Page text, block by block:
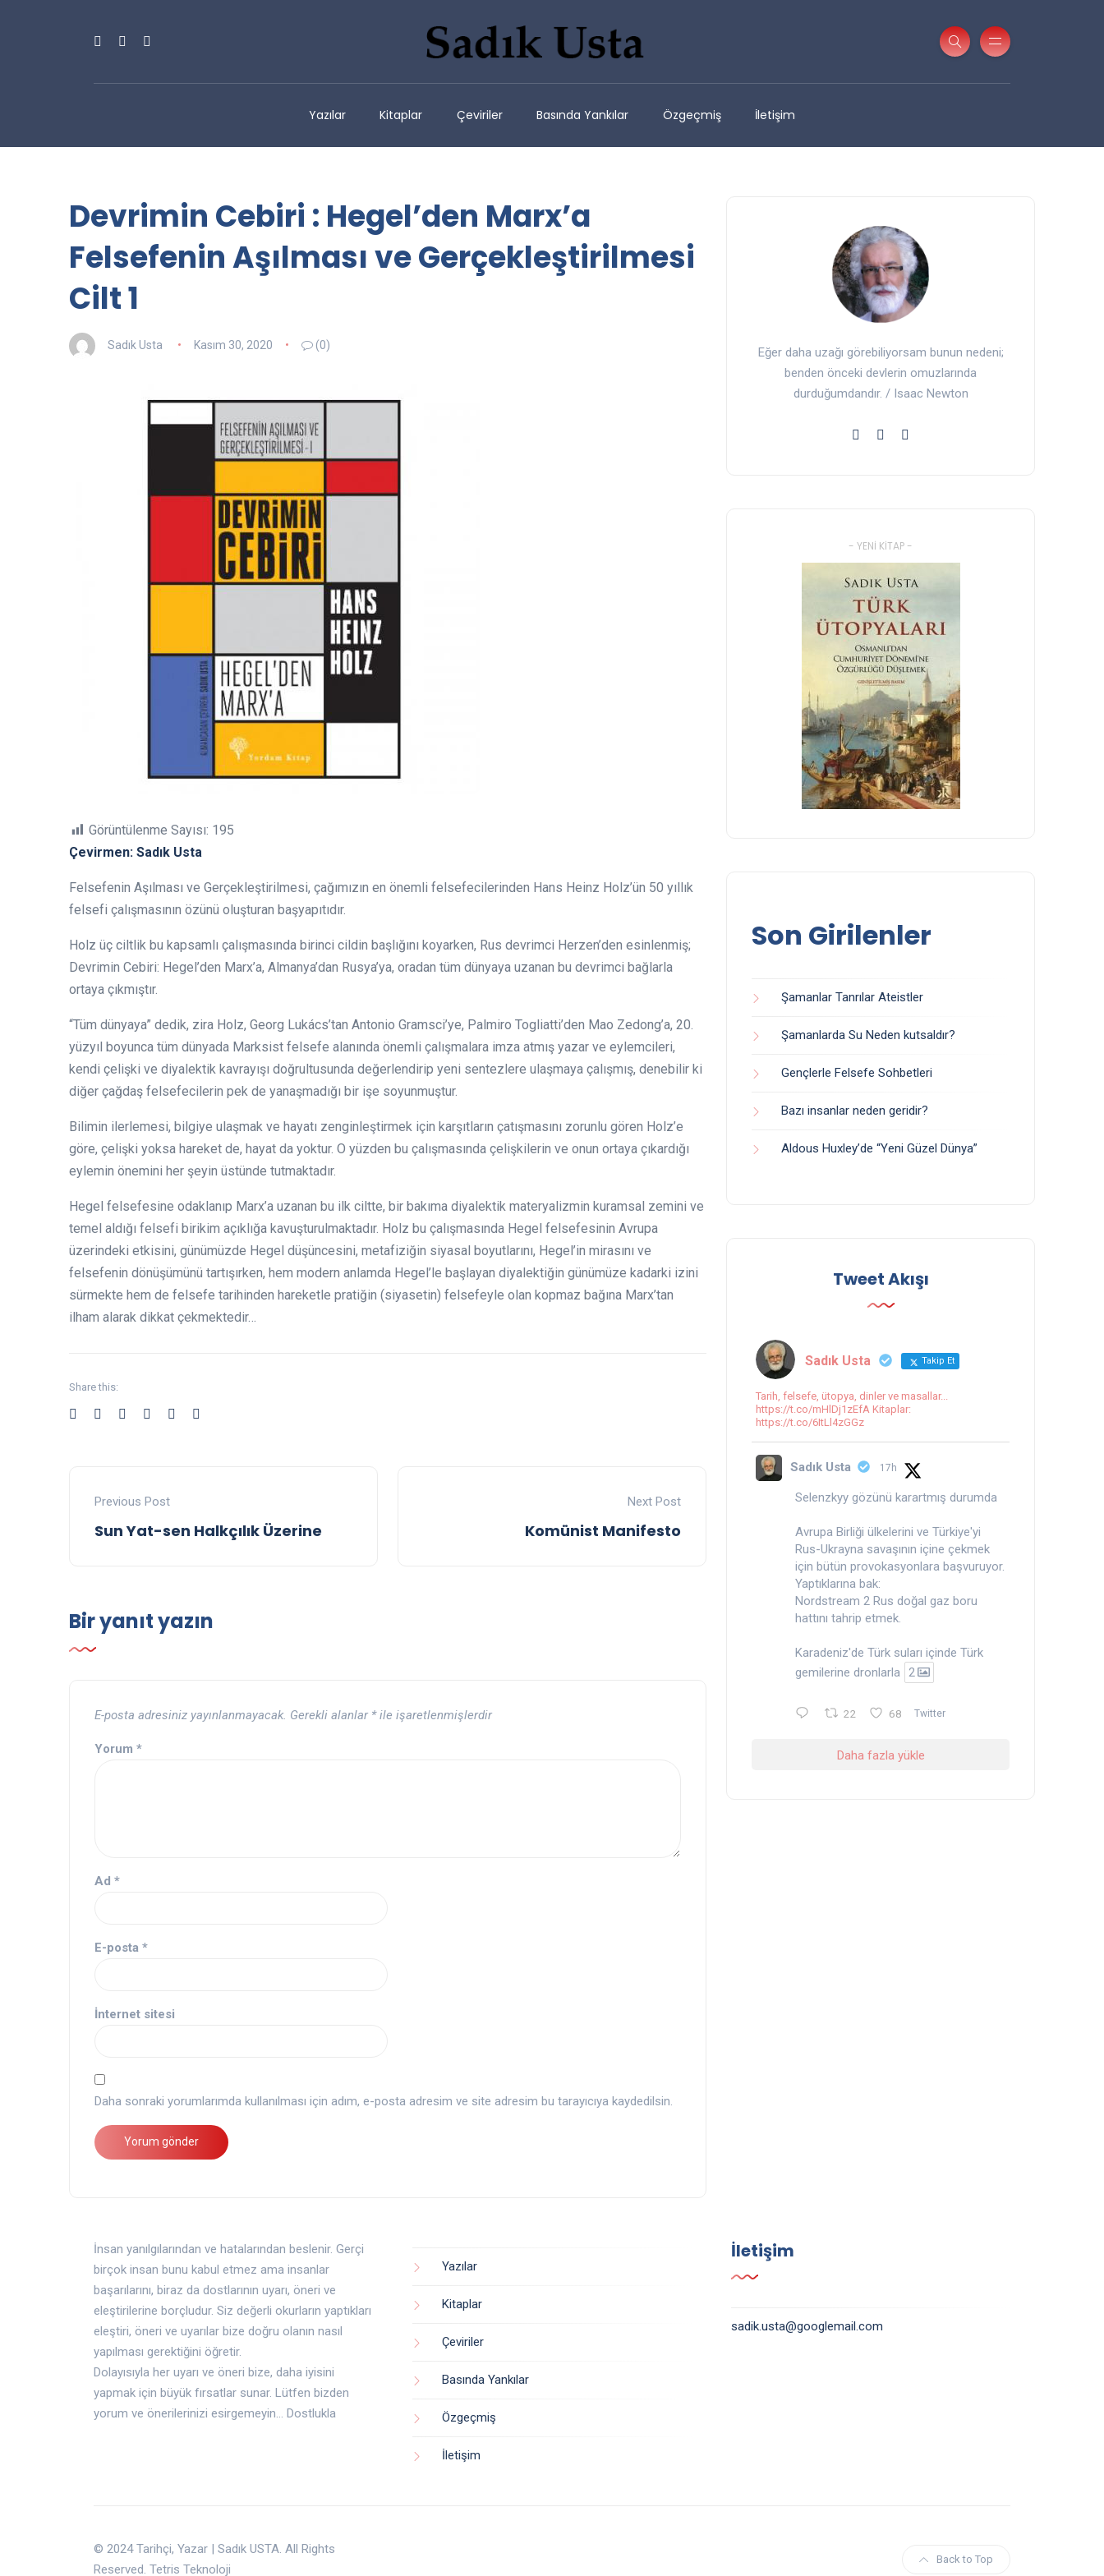
Yazılar Kitaplar Çeviriler Basında Yankılar Özgeçmiş İletişim
Devrimin Cebiri : Hegel’den Marx’a
Felsefenin Aşılması ve Gerçekleştirilmesi
Cilt 1
Sadık Usta Kasım 30, 2020 (0)
Görüntülenme Sayısı: 195
Çevirmen: Sadık Usta
Felsefenin Aşılması ve Gerçekleştirilmesi, çağımızın en önemli felsefecilerinden Hans Heinz Holz’ün 50 yıllık
felsefi çalışmasının özünü oluşturan başyapıtıdır.
Holz üç ciltlik bu kapsamlı çalışmasında birinci cildin başlığını koyarken, Rus devrimci Herzen’den esinlenmiş;
Devrimin Cebiri: Hegel’den Marx’a, Almanya’dan Rusya’ya, oradan tüm dünyaya uzanan bu devrimci bağlarla
ortaya çıkmıştır.
“Tüm dünyaya” dedik, zira Holz, Georg Lukács’tan Antonio Gramsci’ye, Palmiro Togliatti’den Mao Zedong’a, 20.
yüzyıl boyunca tüm dünyada Marksist felsefe alanında önemli çalışmalara imza atmış yazar ve eylemcileri,
kendi çelişki ve diyalektik kavrayışı doğrultusunda değerlendirip yeni sentezlere ulaşmaya çalışmış, denebilir ki
diğer çağdaş felsefecilerin pek de yanaşmadığı bir işe soyunmuştur.
Bilimin ilerlemesi, bilgiye ulaşmak ve hayatı zenginleştirmek için karşıtların çatışmasını zorunlu gören Holz’e
göre, çelişki yoksa hareket de, hayat da yoktur. O yüzden bu çalışmasında çelişkilerin ve onun ortaya çıkardığı
eylemin önemini her şeyin üstünde tutmaktadır.
Hegel felsefesine odaklanıp Marx’a uzanan bu ilk ciltte, bir bakıma diyalektik materyalizmin kuramsal zemini ve
temel aldığı felsefi birikim açıklığa kavuşturulmaktadır. Holz bu çalışmasında Hegel felsefesinin Avrupa
üzerindeki etkisini, günümüzde Hegel düşüncesini, metafiziğin siyasal boyutlarını, Hegel’in mirasını ve
felsefenin dönüşümünü tartışırken, hem modern anlamda Hegel’le başlayan diyalektiğin günümüze kadarki izini
sürmekte hem de felsefe tarihinden hareketle pratiğin (siyasetin) felsefeyle olan kopmaz bağına Marx’tan
ilham alarak dikkat çekmektedir…
Share this:
Previous Post
Sun Yat-sen Halkçılık Üzerine
Next Post
Komünist Manifesto
Bir yanıt yazın
E-posta adresiniz yayınlanmayacak. Gerekli alanlar *ile işaretlenmişlerdir
Yorum *
Ad *
E-posta *
İnternet sitesi
Daha sonraki yorumlarımda kullanılması için adım, e-posta adresim ve site adresim bu tarayıcıya kaydedilsin.
Eğer daha uzağı görebiliyorsam bunun nedeni;
benden önceki devlerin omuzlarında
durduğumdandır. / Isaac Newton
- YENI KITAP -
Son Girilenler
Şamanlar Tanrılar Ateistler
Şamanlarda Su Neden kutsaldır?
Gençlerle Felsefe Sohbetleri
Bazı insanlar neden geridir?
Aldous Huxley’de “Yeni Güzel Dünya”
Tweet Akışı
Sadık Usta Takip Et
Tarih, felsefe, ütopya, dinler ve masallar...
https://t.co/mHlDj1zEfA Kitaplar:
https://t.co/6ItLl4zGGz
Sadık Usta 17h
Selenzkyy gözünü karartmış durumda
Avrupa Birliği ülkelerini ve Türkiye'yi
Rus-Ukrayna savaşının içine çekmek
için bütün provokasyonlara başvuruyor.
Yaptıklarına bak:
Nordstream 2 Rus doğal gaz boru
hattını tahrip etmek.
Karadeniz'de Türk suları içinde Türk
gemilerine dronlarla 2
22 68 Twitter
Daha fazla yükle
İnsan yanılgılarından ve hatalarından beslenir. Gerçi
birçok insan bunu kabul etmez ama insanlar
başarılarını, biraz da dostlarının uyarı, öneri ve
eleştirilerine borçludur. Siz değerli okurların yaptıkları
eleştiri, öneri ve uyarılar bize doğru olanın nasıl
yapılması gerektiğini öğretir.
Dolayısıyla her uyarı ve öneri bize, daha iyisini
yapmak için büyük fırsatlar sunar. Lütfen bizden
yorum ve önerilerinizi esirgemeyin... Dostlukla
Yazılar
Kitaplar
Çeviriler
Basında Yankılar
Özgeçmiş
İletişim
İletişim
sadik.usta@googlemail.com
© 2024 Tarihçi, Yazar | Sadık USTA. All Rights
Reserved. Tetris Teknoloji
Back to Top